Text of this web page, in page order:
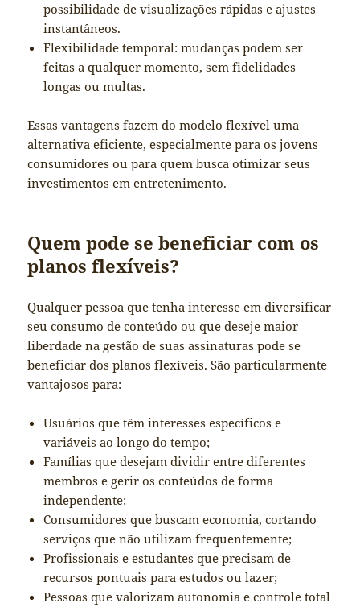
possibilidade de visualizações rápidas e ajustes
instantâneos.
Flexibilidade temporal: mudanças podem ser
feitas a qualquer momento, sem fidelidades
longas ou multas.
Essas vantagens fazem do modelo flexível uma
alternativa eficiente, especialmente para os jovens
consumidores ou para quem busca otimizar seus
investimentos em entretenimento.
Quem pode se beneficiar com os
planos flexíveis?
Qualquer pessoa que tenha interesse em diversificar
seu consumo de conteúdo ou que deseje maior
liberdade na gestão de suas assinaturas pode se
beneficiar dos planos flexíveis. São particularmente
vantajosos para:
Usuários que têm interesses específicos e
variáveis ao longo do tempo;
Famílias que desejam dividir entre diferentes
membros e gerir os conteúdos de forma
independente;
Consumidores que buscam economia, cortando
serviços que não utilizam frequentemente;
Profissionais e estudantes que precisam de
recursos pontuais para estudos ou lazer;
Pessoas que valorizam autonomia e controle total